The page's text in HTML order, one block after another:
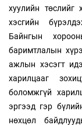
хуулийн төслийг
хэсгийн
Байнгын
баримтлалын
ажлын хэсэгт
харилцааг
боломжгүй
эргээд гэр
нөхцөл